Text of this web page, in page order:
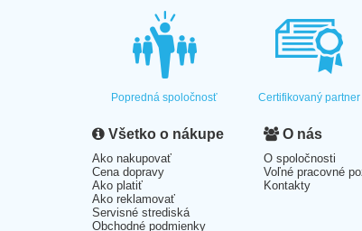
Popredná spoločnosť Certifikovaný partner
Všetko o nákupe
Ako nakupovať
Cena dopravy
Ako platiť
Ako reklamovať
Servisné strediská
Obchodné podmienky
O nás
O spoločnosti
Voľné pracovné
Kontakty